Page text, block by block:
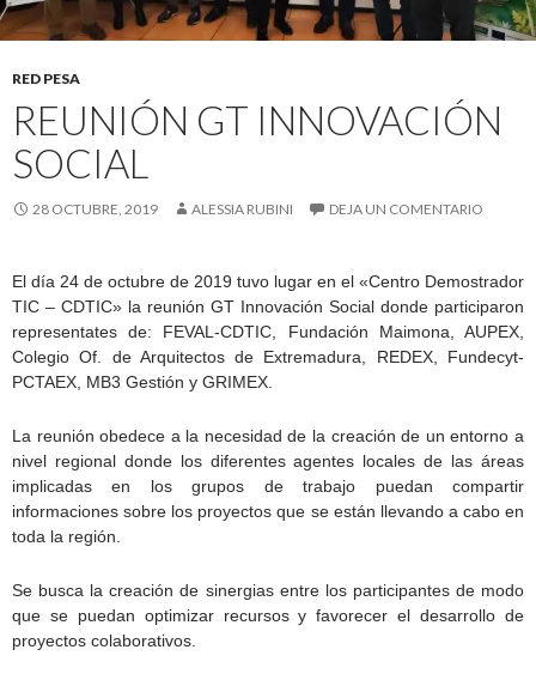
RED PESA
REUNIÓN GT INNOVACIÓN
SOCIAL
28 OCTUBRE, 2019 ALESSIA RUBINI DEJA UN COMENTARIO
El día 24 de octubre de 2019 tuvo lugar en el «Centro Demostrador
TIC – CDTIC» la reunión GT Innovación Social donde participaron
representates de: FEVAL-CDTIC, Fundación Maimona, AUPEX,
Colegio Of. de Arquitectos de Extremadura, REDEX, Fundecyt-
PCTAEX, MB3 Gestión y GRIMEX.
La reunión obedece a la necesidad de la creación de un entorno a
nivel regional donde los diferentes agentes locales de las áreas
implicadas en los grupos de trabajo puedan compartir
informaciones sobre los proyectos que se están llevando a cabo en
toda la región.
Se busca la creación de sinergias entre los participantes de modo
que se puedan optimizar recursos y favorecer el desarrollo de
proyectos colaborativos.